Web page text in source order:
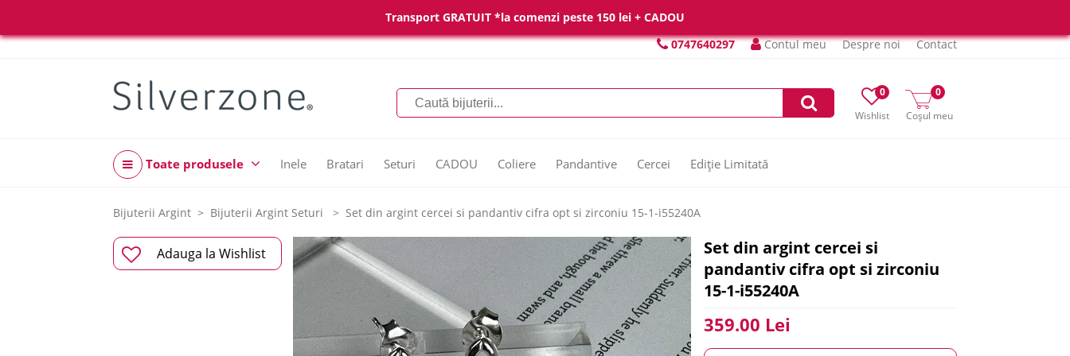
Transport GRATUIT *la comenzi peste 150 lei + CADOU
0747640297
Contul meu Despre noi Contact
Wishlist
0
Coșul meu
0
Toate produsele Inele Bratari Seturi CADOU Coliere Pandantive Cercei Ediție Limitată
Bijuterii Argint Bijuterii Argint Seturi Set din argint cercei si pandantiv cifra opt si zirconiu 15-1-i55240A
Adauga la Wishlist
Set din argint cercei si
pandantiv cifra opt si zirconiu
15-1-i55240A
359.00 Lei